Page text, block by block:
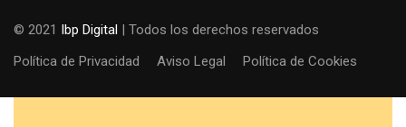
© 2021 Ibp Digital | Todos los derechos reservados
Política de Privacidad
Aviso Legal Política de Cookies